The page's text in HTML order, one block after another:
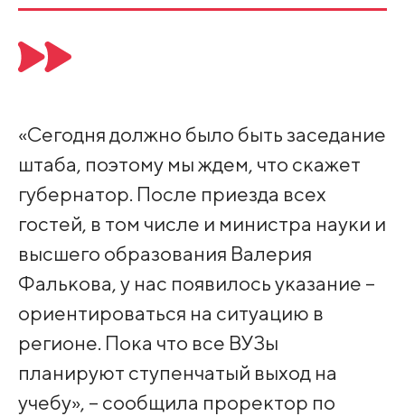
«Сегодня должно было быть заседание
штаба, поэтому мы ждем, что скажет
губернатор. После приезда всех
гостей, в том числе и министра науки и
высшего образования Валерия
Фалькова, у нас появилось указание –
ориентироваться на ситуацию в
регионе. Пока что все ВУЗы
планируют ступенчатый выход на
учебу», – сообщила проректор по